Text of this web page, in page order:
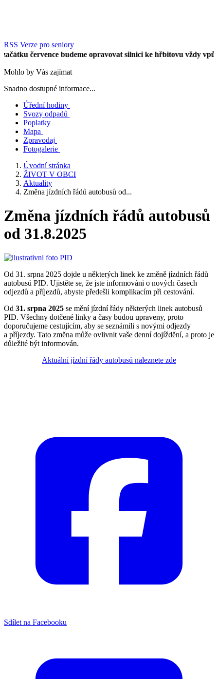
RSS Verze pro seniory
července budeme opravovat silnici ke hřbitovu vždy vpůli
Mohlo by Vás zajímat
Snadno dostupné informace...
Úřední hodiny
Svozy odpadů
Poplatky
Mapa
Zpravodaj
Fotogalerie
Úvodní stránka
ŽIVOT V OBCI
Aktuality
Změna jízdních řádů autobusů od...
Změna jízdních řádů autobusů
od 31.8.2025
Od 31. srpna 2025 dojde u některých linek ke změně jízdních řádů
autobusů PID. Ujistěte se, že jste informováni o nových časech
odjezdů a příjezdů, abyste předešli komplikacím při cestování.
Od 31. srpna 2025 se mění jízdní řády některých linek autobusů
PID. Všechny dotčené linky a časy budou upraveny, proto
doporučujeme cestujícím, aby se seznámili s novými odjezdy
a příjezdy. Tato změna může ovlivnit vaše denní dojíždění, a proto je
důležité být informován.
Aktuální jízdní řády autobusů naleznete zde
Sdílet na Facebooku